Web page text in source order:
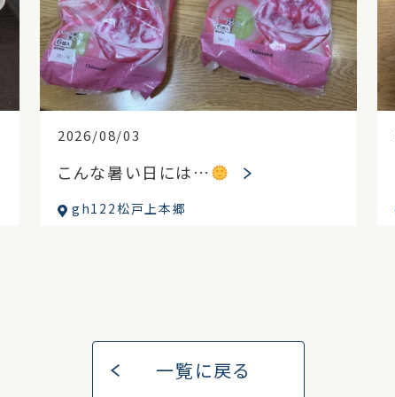
2026/08/03
こんな暑い日には…
gh122松戸上本郷
一覧に戻る